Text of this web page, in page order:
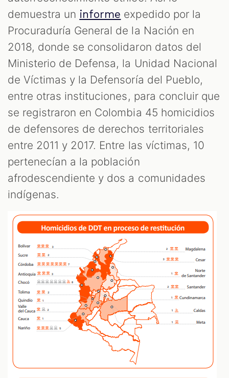
demuestra un informe expedido por la
Procuraduría General de la Nación en
2018, donde se consolidaron datos del
Ministerio de Defensa, la Unidad Nacional
de Víctimas y la Defensoría del Pueblo,
entre otras instituciones, para concluir que
se registraron en Colombia 45 homicidios
de defensores de derechos territoriales
entre 2011 y 2017. Entre las víctimas, 10
pertenecían a la población
afrodescendiente y dos a comunidades
indígenas.